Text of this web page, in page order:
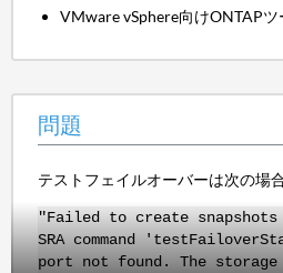
VMware vSphere向けONTAPツ
問題
テストフェイルオーバーは次の場
"Failed to create
SRA command
port not found. The